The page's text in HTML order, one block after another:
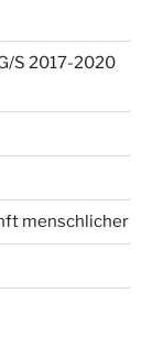
S 2017-2020
menschlicher